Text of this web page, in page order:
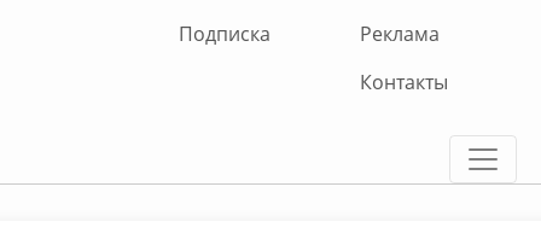
Подписка
Реклама
Контакты